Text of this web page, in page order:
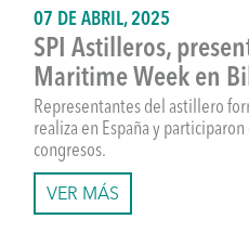
07 DE ABRIL, 2025
SPI Astilleros,
Maritime Week en
Representantes del astillero
realiza en España y
congresos.
VER MÁS